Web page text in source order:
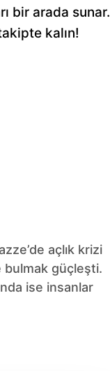
bir arada sunar.
kalın!
açlık krizi
bulmak güçleşti.
ise insanlar